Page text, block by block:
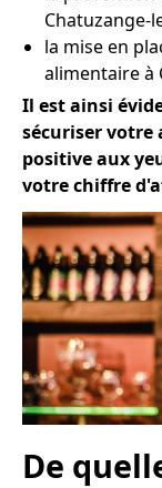
Chatuzange-
la mise en
alimentaire à
Il est ainsi
sécuriser
positive aux
votre chiffre
De